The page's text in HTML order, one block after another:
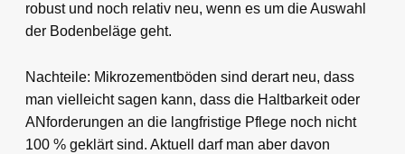
robust und noch relativ neu, wenn es um die Auswahl
der Bodenbeläge geht.
Nachteile: Mikrozementböden sind derart neu, dass
man vielleicht sagen kann, dass die Haltbarkeit oder
ANforderungen an die langfristige Pflege noch nicht
100 % geklärt sind. Aktuell darf man aber davon